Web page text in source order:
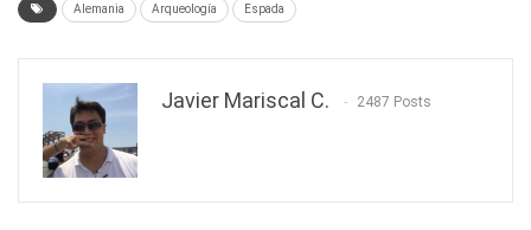
Alemania Arqueología Espada
Javier Mariscal C. 2487 Posts